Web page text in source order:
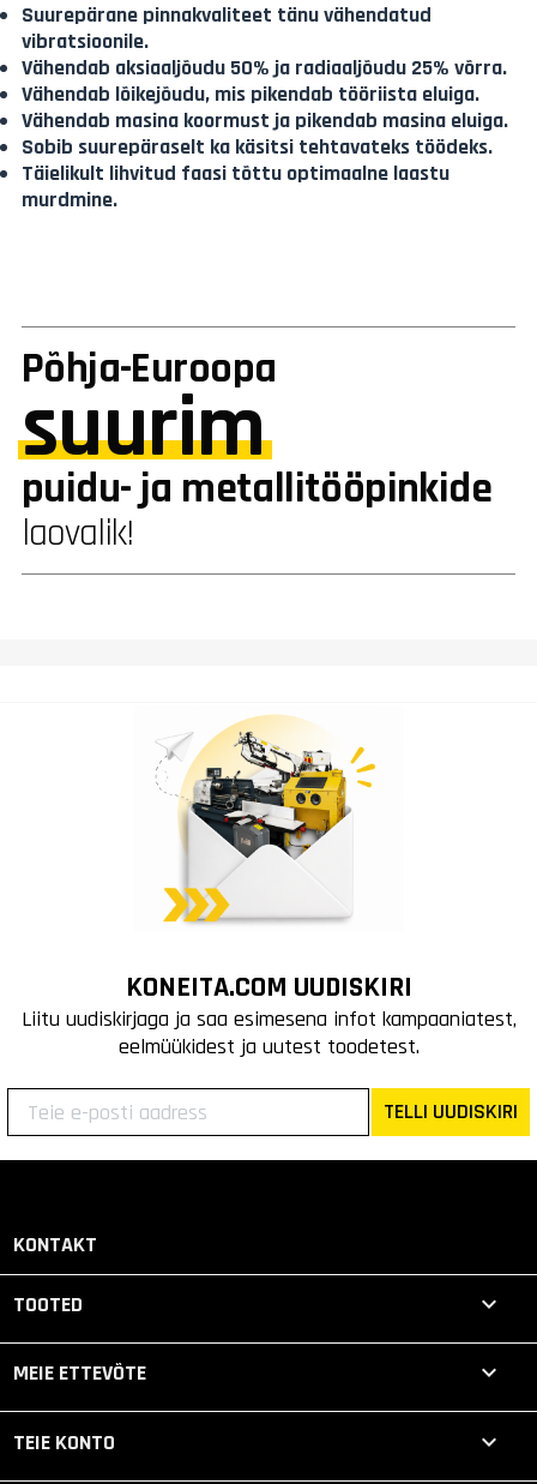
Suurepärane pinnakvaliteet tänu vähendatud
vibratsioonile.
Vähendab aksiaaljõudu 50% ja radiaaljõudu 25% võrra.
Vähendab lõikejõudu, mis pikendab tööriista eluiga.
Vähendab masina koormust ja pikendab masina eluiga.
Sobib suurepäraselt ka käsitsi tehtavateks töödeks.
Täielikult lihvitud faasi tõttu optimaalne laastu
murdmine.
Põhja-Euroopa
suurim
puidu- ja metallitööpinkide
laovalik!
KONEITA.COM UUDISKIRI
Liitu uudiskirjaga ja saa esimesena infot kampaaniatest,
eelmüükidest ja uutest toodetest.
TELLI UUDISKIRI
KONTAKT
TOOTED 
MEIE ETTEVÕTE 
TEIE KONTO 